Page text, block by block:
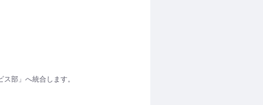
部」へ統合します。